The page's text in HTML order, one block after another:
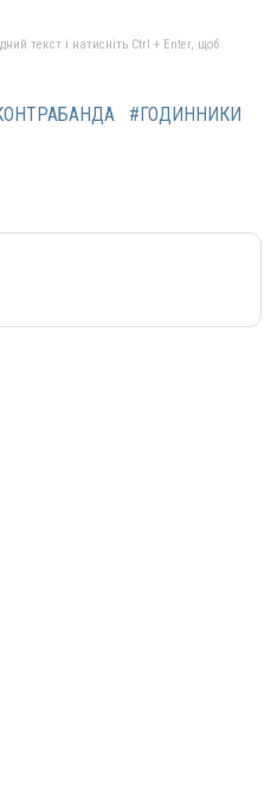
текст і натисніть Ctrl + Enter, щоб
#ГОДИННИКИ